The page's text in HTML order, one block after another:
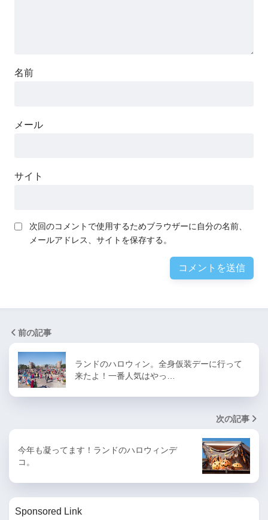
名前
メール
サイト
次回のコメントで使用するためブラウザーに自分の名前、
メールアドレス、サイトを保存する。
前の記事
ランドのハロウィン。全身仮装デーに行って
来たよ！一番人気はやっ…
次の記事
今年も凝ってます！ランドのハロウィンデ
コ。
Sponsored Link